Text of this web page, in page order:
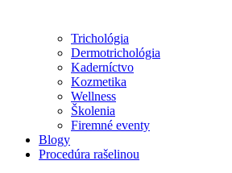
Trichológia
Dermotrichológia
Kaderníctvo
Kozmetika
Wellness
Školenia
Firemné eventy
Blogy
Procedúra rašelinou